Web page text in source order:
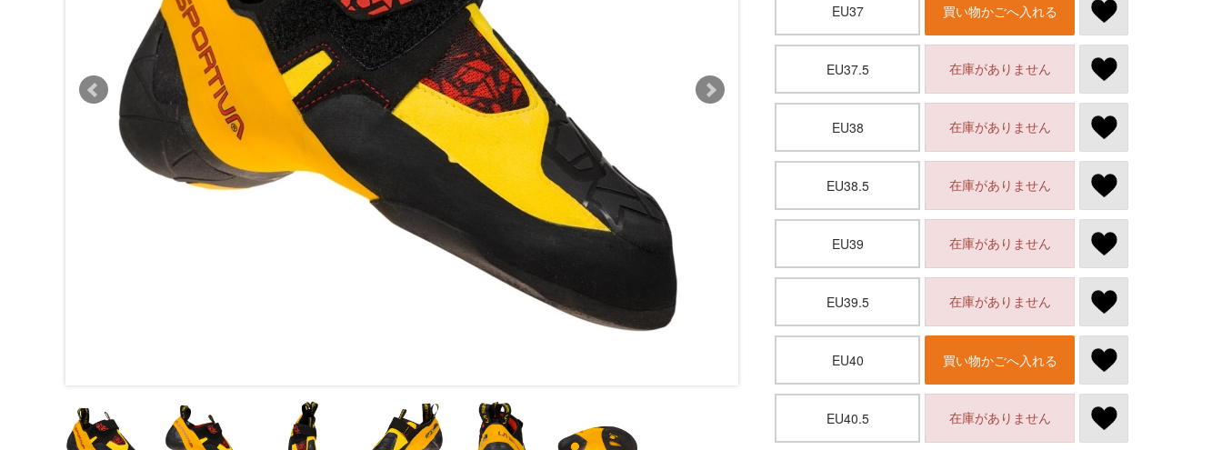
EU37 買い物かごへ入れる
EU37.5 在庫がありません
EU38 在庫がありません
EU38.5 在庫がありません
EU39 在庫がありません
EU39.5 在庫がありません
EU40 買い物かごへ入れる
EU40.5 在庫がありません